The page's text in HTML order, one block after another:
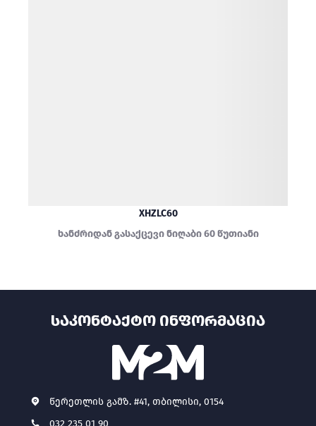
XHZLC60
ხანძრიდან გასაქცევი ნიღაბი 60 წუთიანი
ᲡᲐᲙᲝᲜᲢᲐᲥᲢᲝ ᲘᲜᲤᲝᲠᲛᲐᲪᲘᲐ
წერეთლის გამზ. #41, თბილისი, 0154